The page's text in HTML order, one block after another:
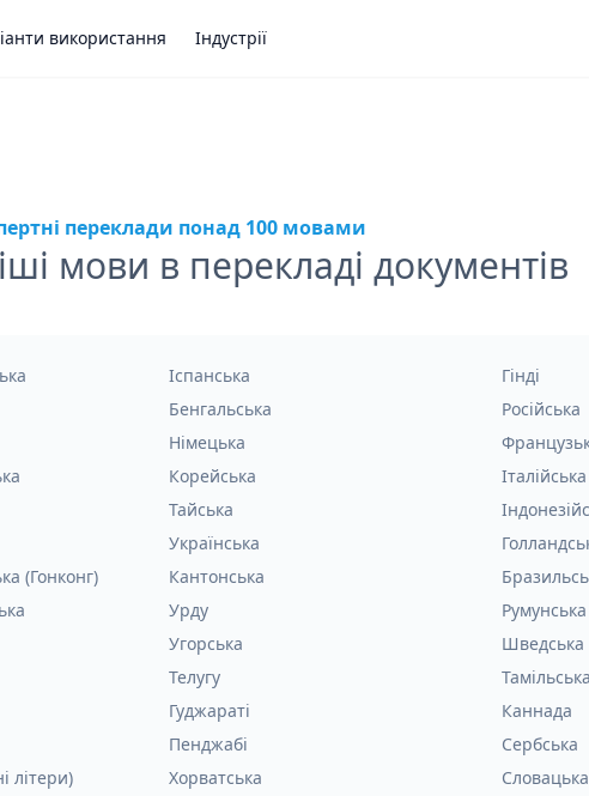
використання Індустрії
переклади понад 100 мовами
мови в перекладі документів
Іспанська
Гінді
Бенгальська
Російська
Німецька
Корейська
Італійська
Тайська
Українська
(Гонконг) Кантонська
Урду
Румунська
Угорська
Шведська
Телугу
Тамільська
Гуджараті
Каннада
Пенджабі
Сербська
літери) Хорватська
Словацька